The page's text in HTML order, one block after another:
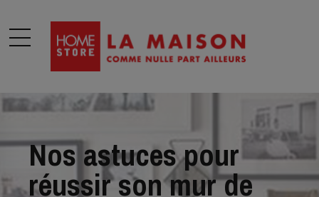
Nos astuces pour
réussir son mur de